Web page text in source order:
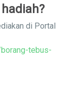
di Portal
tebus-